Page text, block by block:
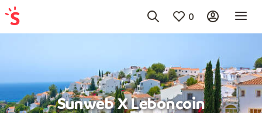
0
Sunweb X Leboncoin